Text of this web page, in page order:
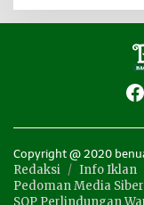
Copyright @ 2020
Redaksi
Info Iklan
Pedoman Media Siber